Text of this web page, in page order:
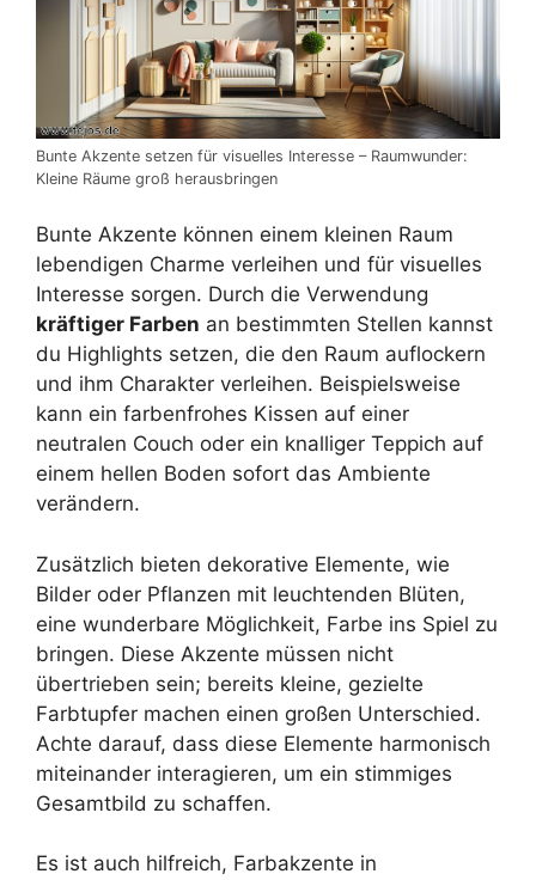
Bunte Akzente setzen für visuelles Interesse – Raumwunder:
Kleine Räume groß herausbringen
Bunte Akzente können einem kleinen Raum
lebendigen Charme verleihen und für visuelles
Interesse sorgen. Durch die Verwendung
kräftiger Farben an bestimmten Stellen kannst
du Highlights setzen, die den Raum auflockern
und ihm Charakter verleihen. Beispielsweise
kann ein farbenfrohes Kissen auf einer
neutralen Couch oder ein knalliger Teppich auf
einem hellen Boden sofort das Ambiente
verändern.
Zusätzlich bieten dekorative Elemente, wie
Bilder oder Pflanzen mit leuchtenden Blüten,
eine wunderbare Möglichkeit, Farbe ins Spiel zu
bringen. Diese Akzente müssen nicht
übertrieben sein; bereits kleine, gezielte
Farbtupfer machen einen großen Unterschied.
Achte darauf, dass diese Elemente harmonisch
miteinander interagieren, um ein stimmiges
Gesamtbild zu schaffen.
Es ist auch hilfreich, Farbakzente in